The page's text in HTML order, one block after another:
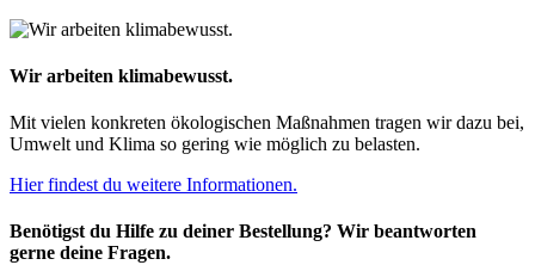
Wir arbeiten klimabewusst.
Mit vielen konkreten ökologischen Maßnahmen tragen wir dazu bei,
Umwelt und Klima so gering wie möglich zu belasten.
Hier findest du weitere Informationen.
Benötigst du Hilfe zu deiner Bestellung? Wir beantworten
gerne deine Fragen.